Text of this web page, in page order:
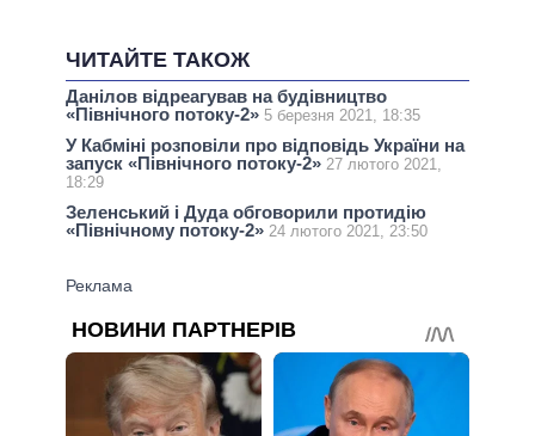
ЧИТАЙТЕ ТАКОЖ
Данілов відреагував на будівництво
«Північного потоку-2» 5 березня 2021, 18:35
У Кабміні розповіли про відповідь України на
запуск «Північного потоку-2» 27 лютого 2021,
18:29
Зеленський і Дуда обговорили протидію
«Північному потоку-2» 24 лютого 2021, 23:50